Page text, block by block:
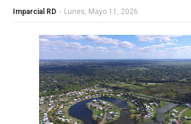
Imparcial RD - Lunes, Mayo 11, 2026